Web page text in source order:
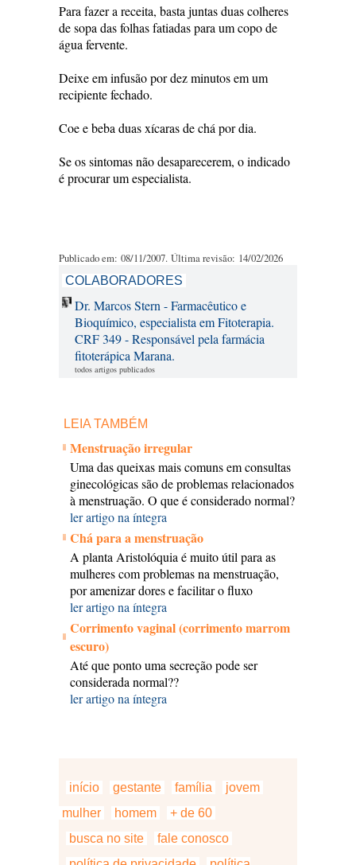
Para fazer a receita, basta juntas duas colheres
de sopa das folhas fatiadas para um copo de
água fervente.
Deixe em infusão por dez minutos em um
recipiente fechado.
Coe e beba duas xícaras de chá por dia.
Se os sintomas não desaparecerem, o indicado
é procurar um especialista.
Publicado em: 08/11/2007. Última revisão: 14/02/2026
COLABORADORES
Dr. Marcos Stern - Farmacêutico e
Bioquímico, especialista em Fitoterapia.
CRF 349 - Responsável pela farmácia
fitoterápica Marana.
todos artigos publicados
LEIA TAMBÉM
Menstruação irregular
Uma das queixas mais comuns em consultas
ginecológicas são de problemas relacionados
à menstruação. O que é considerado normal?
ler artigo na íntegra
Chá para a menstruação
A planta Aristolóquia é muito útil para as
mulheres com problemas na menstruação,
por amenizar dores e facilitar o fluxo
ler artigo na íntegra
Corrimento vaginal (corrimento marrom
escuro)
Até que ponto uma secreção pode ser
considerada normal??
ler artigo na íntegra
início gestante família
jovem
mulher
homem
+ de 60
busca no site
fale conosco